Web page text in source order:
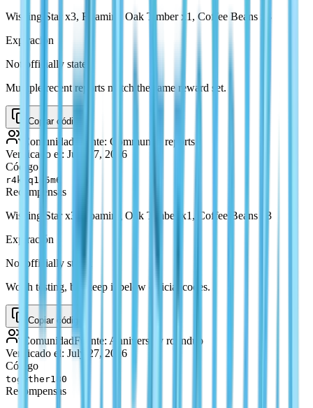
Wishing Star x3, Roaming Oak Timber x1, Coffee Beans x3
Expiración
Not officially stated
Multiple recent reports match the same reward set.
Copiar código
Comunidad Fuente: Community reports
Verificado el : July 27, 2026
Código
r4k9q1a5m6
Recompensas
Wishing Star x3, Roaming Oak Timber x1, Coffee Beans x3
Expiración
Not officially stated
Worth testing, but keep it below official codes.
Copiar código
ComunidadFuente: Anniversary roundup
Verificado el: July 27, 2026
Código
together180
Recompensas